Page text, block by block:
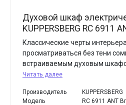
Духовой шкаф
KUPPERSBERG RC 6911
Классические черты
просматриваться без тени
встраиваемым духовым
Читать далее
Производитель
KUPPERSBERG
Модель
RC 6911 ANT